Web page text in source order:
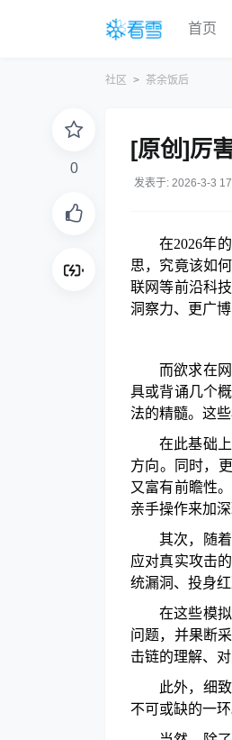
首页
社区 茶余饭后
0
[原创]厉
发表于: 2026-3-3
在2026年
思，究竟该如
联网等前沿科
洞察力、更广
而欲求在
具或背诵几个
法的精髓。这
在此基础
方向。 同时，
又富有前瞻性
亲手操作来加
其次，
随
应对真实攻击
统漏洞、投身
在这些模
问题，并果断
击链的理解、
此外，细
不可或缺的一环